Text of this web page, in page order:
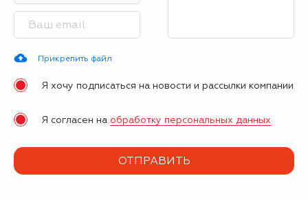
Прикрепить файл
Я хочу подписаться на новости и рассылки компании
Я согласен на обработку персональных данных